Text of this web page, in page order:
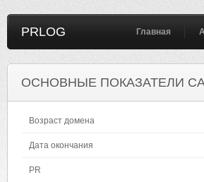
PRLOG Главная
ОСНОВНЫЕ ПОКАЗАТЕЛИ
Возраст домена
Дата окончания
PR